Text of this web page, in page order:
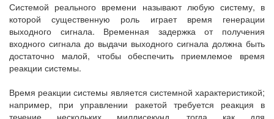
Системой реального времени называют любую систему, в
которой существенную роль играет время генерации
выходного сигнала. Временная задержка от получения
входного сигнала до выдачи выходного сигнала должна быть
достаточно малой, чтобы обеспечить приемлемое время
реакции системы.
Время реакции системы является системной характеристикой;
например, при управлении ракетой требуется реакция в
течение нескольких миллисекунд, тогда как для